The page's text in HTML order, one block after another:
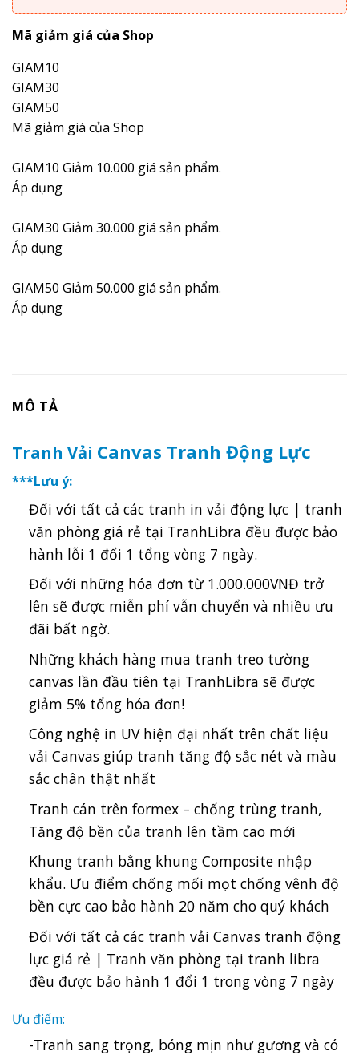
Mã giảm giá của Shop
GIAM10
GIAM30
GIAM50
Mã giảm giá của Shop
GIAM10 Giảm 10.000 giá sản phẩm.
Áp dụng
GIAM30 Giảm 30.000 giá sản phẩm.
Áp dụng
GIAM50 Giảm 50.000 giá sản phẩm.
Áp dụng
MÔ TẢ
Tranh Vải Canvas Tranh Động Lực
***Lưu ý:
Đối với tất cả các tranh in vải động lực | tranh
văn phòng giá rẻ tại TranhLibra đều được bảo
hành lỗi 1 đổi 1 tổng vòng 7 ngày.
Đối với những hóa đơn từ 1.000.000VNĐ trở
lên sẽ được miễn phí vẫn chuyển và nhiều ưu
đãi bất ngờ.
Những khách hàng mua tranh treo tường
canvas lần đầu tiên tại TranhLibra sẽ được
giảm 5% tổng hóa đơn!
Công nghệ in UV hiện đại nhất trên chất liệu
vải Canvas giúp tranh tăng độ sắc nét và màu
sắc chân thật nhất
Tranh cán trên formex – chống trùng tranh,
Tăng độ bền của tranh lên tầm cao mới
Khung tranh bằng khung Composite nhập
khẩu. Ưu điểm chống mối mọt chống vênh độ
bền cực cao bảo hành 20 năm cho quý khách
Đối với tất cả các tranh vải Canvas tranh động
lực giá rẻ | Tranh văn phòng tại tranh libra
đều được bảo hành 1 đổi 1 trong vòng 7 ngày
Ưu điểm:
-Tranh sang trọng, bóng mịn như gương và có